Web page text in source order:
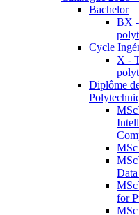
Bachelor
BX -
Cycle
X -
Diplôme
for